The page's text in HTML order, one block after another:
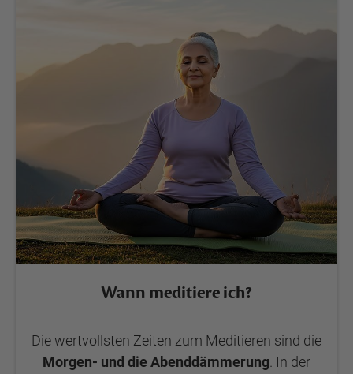
Wann meditiere ich?
Die wertvollsten Zeiten zum Meditieren sind die
Morgen- und die Abenddämmerung . In der